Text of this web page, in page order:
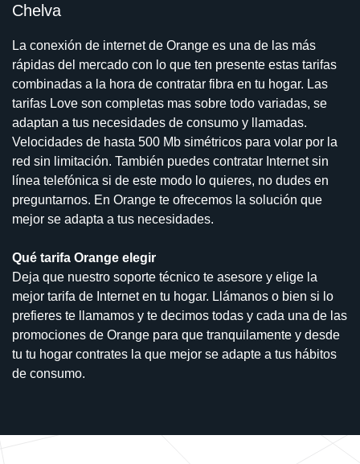
Chelva
La conexión de internet de Orange es una de las más
rápidas del mercado con lo que ten presente estas tarifas
combinadas a la hora de contratar fibra en tu hogar. Las
tarifas Love son completas mas sobre todo variadas, se
adaptan a tus necesidades de consumo y llamadas.
Velocidades de hasta 500 Mb simétricos para volar por la
red sin limitación. También puedes contratar Internet sin
línea telefónica si de este modo lo quieres, no dudes en
preguntarnos. En Orange te ofrecemos la solución que
mejor se adapta a tus necesidades.
Qué tarifa Orange elegir
Deja que nuestro soporte técnico te asesore y elige la
mejor tarifa de Internet en tu hogar. Llámanos o bien si lo
prefieres te llamamos y te decimos todas y cada una de las
promociones de Orange para que tranquilamente y desde
tu tu hogar contrates la que mejor se adapte a tus hábitos
de consumo.